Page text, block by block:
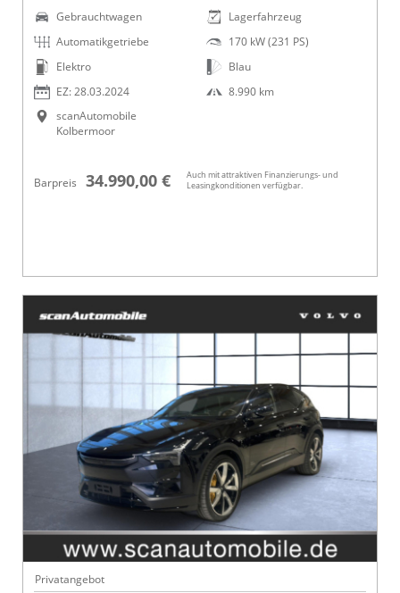
Gebrauchtwagen
Automatikgetriebe
Elektro
EZ: 28.03.2024
scanAutomobile
Kolbermoor
Lagerfahrzeug
170 kW (231 PS)
Blau
8.990 km
Barpreis 34.990,00 €
Auch mit attraktiven Finanzierungs- und
Leasingkonditionen verfügbar.
Privatangebot